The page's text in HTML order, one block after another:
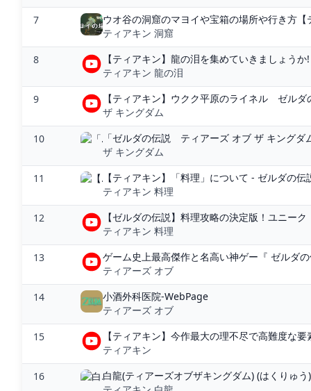
7
ウオ谷の洞窟のマヨイや宝箱の場所や行き方
ティアキン 洞窟
8
【ティアキン】龍の泪を集めていきましょう
ティアキン 龍の泪
9
【ティアキン】ウクク平原のライネル ゼルダ
ザ キングダム
10
「ゼルダの伝説 ティアーズ オブ ザ キング
ザ キングダム
11
【ティアキン】「料理」について - ゼルダの
ティアキン 料理
12
【ゼルダの伝説】料理攻略の決定版！ユニー
ティアキン 料理
13
ゲーム史上最高傑作と名高い神ゲー『 ゼルダ
ティアーズ オブ
14
小酒外科医院-WebPage
ティアーズ オブ
15
【ティアキン】今作最大の理不尽で高難度な
ティアキン
16
白龍(ティアーズオブザキングダム) (はくりゅ